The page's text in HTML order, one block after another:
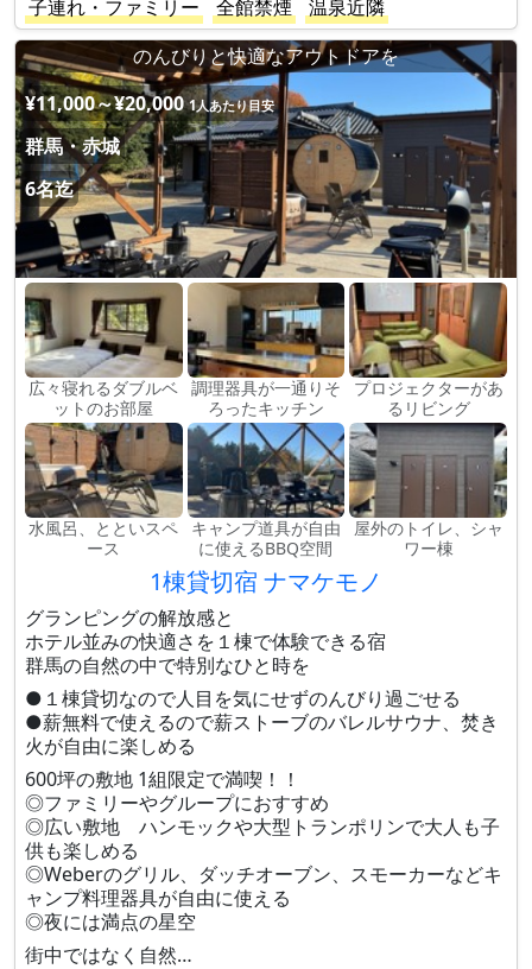
子連れ・ファミリー 全館禁煙
温泉近隣
のんびりと快適なアウトドアを
¥11,000～¥20,000 1人あたり目安
群馬・赤城
6名迄
広々寝れるダブルベ
ットのお部屋
調理器具が一通りそ
ろったキッチン
プロジェクターがあ
るリビング
水風呂、とといスペ
ース
キャンプ道具が自由
に使えるBBQ空間
屋外のトイレ、シャ
ワー棟
1棟貸切宿 ナマケモノ
グランピングの解放感と
ホテル並みの快適さを１棟で体験できる宿
群馬の自然の中で特別なひと時を
●１棟貸切なので人目を気にせずのんびり過ごせる
●薪無料で使えるので薪ストーブのバレルサウナ、焚き
火が自由に楽しめる
600坪の敷地 1組限定で満喫！！
◎ファミリーやグループにおすすめ
◎広い敷地 ハンモックや大型トランポリンで大人も子
供も楽しめる
◎Weberのグリル、ダッチオーブン、スモーカーなどキ
ャンプ料理器具が自由に使える
◎夜には満点の星空
街中ではなく自然…